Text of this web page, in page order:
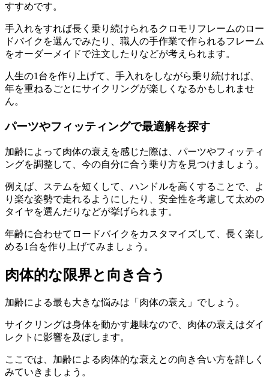
すすめです。
手入れをすれば長く乗り続けられるクロモリフレームのロー
ドバイクを選んでみたり、職人の手作業で作られるフレーム
をオーダーメイドで注文したりなどが考えられます。
人生の1台を作り上げて、手入れをしながら乗り続ければ、
年を重ねるごとにサイクリングが楽しくなるかもしれませ
ん。
パーツやフィッティングで最適解を探す
加齢によって肉体の衰えを感じた際は、パーツやフィッティ
ングを調整して、今の自分に合う乗り方を見つけましょう。
例えば、ステムを短くして、ハンドルを高くすることで、よ
り楽な姿勢で走れるようにしたり、安全性を考慮して太めの
タイヤを選んだりなどが挙げられます。
年齢に合わせてロードバイクをカスタマイズして、長く楽し
める1台を作り上げてみましょう。
肉体的な限界と向き合う
加齢による最も大きな悩みは「肉体の衰え」でしょう。
サイクリングは身体を動かす趣味なので、肉体の衰えはダイ
レクトに影響を及ぼします。
ここでは、加齢による肉体的な衰えとの向き合い方を詳しく
みていきましょう。